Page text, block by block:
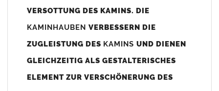
(siehe Bild/Zeichnung unten) angefertigt. Sollten die Bohrungen
nicht passen dann bitte "ohne"Bohrungen (Auswahlfeld)
bis 500mm Kaminbreite: Abstand vom Kaminrand ca.
80mm
VERSOTTUNG DES KAMINS. DIE
KAMINHAUBEN VERBESSERN DIE
ZUGLEISTUNG DES KAMINS UND DIENEN
GLEICHZEITIG ALS GESTALTERISCHES
ELEMENT ZUR VERSCHÖNERUNG DES